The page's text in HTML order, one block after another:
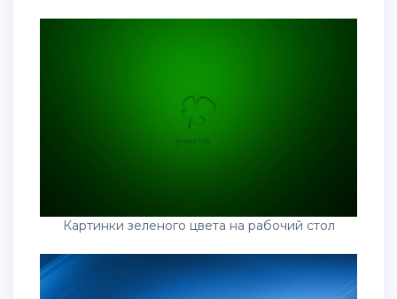
Картинки зеленого цвета на рабочий стол